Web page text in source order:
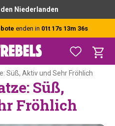
vor 15 Uhr bestellt,
enden in 01t 17s 13m 35s
Süß, Aktiv und Sehr Fröhlich
Süß,
Fröhlich